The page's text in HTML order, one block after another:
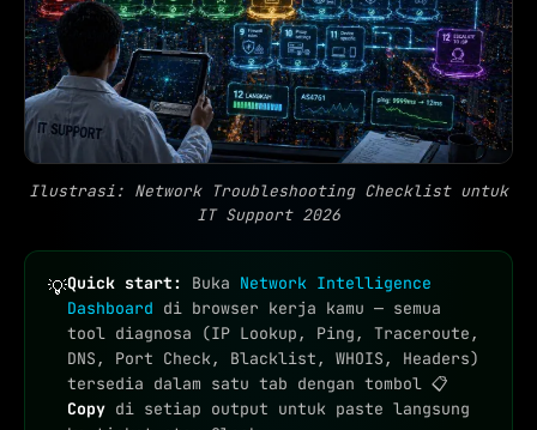
Ilustrasi: Network Troubleshooting Checklist untuk
IT Support 2026
💡Quick start: Buka Network Intelligence
Dashboard di browser kerja kamu — semua
tool diagnosa (IP Lookup, Ping, Traceroute,
DNS, Port Check, Blacklist, WHOIS, Headers)
tersedia dalam satu tab dengan tombol 📋
Copy di setiap output untuk paste langsung